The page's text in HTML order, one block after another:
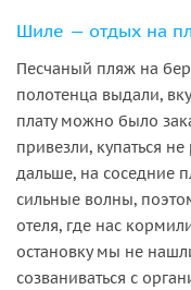
Песчаный пляж на
полотенца выдали,
плату можно было
привезли, купаться
дальше, на соседние
сильные волны,
отеля, где нас
остановку мы не
созваниваться с